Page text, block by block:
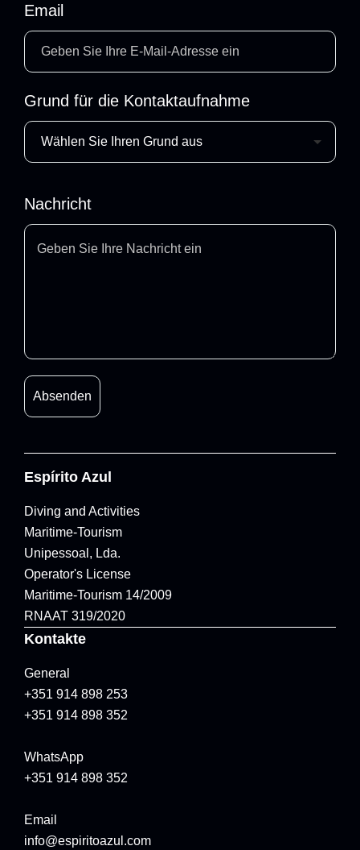
Email
Grund für die Kontaktaufnahme
Nachricht
Espírito Azul
Diving and Activities
Maritime-Tourism
Unipessoal, Lda.
Operator's License
Maritime-Tourism 14/2009
RNAAT 319/2020
Kontakte
General
+351 914 898 253
+351 914 898 352
WhatsApp
+351 914 898 352
Email
info@espiritoazul.com